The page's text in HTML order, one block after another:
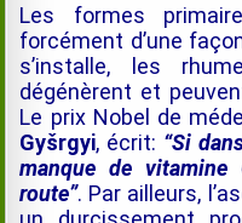
Les formes
forcément d’une
s’installe, les
dégénèrent et
Le prix Nobel de
Gyšrgyi, écrit: “Si
manque de
route”. Par ailleurs,